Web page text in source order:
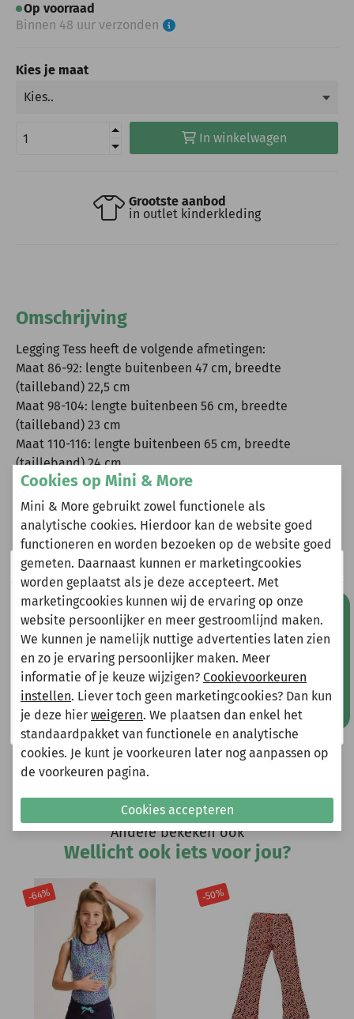
Op voorraad
Binnen 48 uur verzonden
Kies je maat
In winkelwagen
Grootste aanbod
in outlet kinderkleding
Omschrijving
Legging Tess heeft de volgende afmetingen:
Maat 86-92: lengte buitenbeen 47 cm, breedte
(tailleband) 22,5 cm
Maat 98-104: lengte buitenbeen 56 cm, breedte
(tailleband) 23 cm
Maat 110-116: lengte buitenbeen 65 cm, breedte
(tailleband) 24 cm
Maat 122-128: lengte buitenbeen 74 cm, breedte
(tailleband) 25 cm
Maat 134-140: lengte buitenbeen 83 cm, breedte
(tailleband) 25,5 cm
Maat 146-152: lengte buitenbeen 89 cm, breedte
(tailleband) 26,5 cm
Maat 158-164: lengte buitenbeen 97 cm, breedte
(tailleband) 27 cm
Deze afmetingen kunnen uiteraard een kleine afwijking
bevatten.
Heeft u vragen?
Stuur een e-mail
info@miniandmore.nl
Andere bekeken ook
Wellicht ook iets voor jou?
-64% -50%
Mis geen aanbiedingen!
Wij zijn er even tussenuit!
Natuurlijk kun je wel gewoon een bestelling plaatsen
maar deze wordt dan maandag 10 augustus
verzonden.
Gelieve hier rekening mee te houden bij het plaatsen
van je bestelling.
Shop nu!
Cookies op Mini & More
Mini & More gebruikt zowel functionele als
analytische cookies. Hierdoor kan de website goed
functioneren en worden bezoeken op de website goed
gemeten. Daarnaast kunnen er marketingcookies
worden geplaatst als je deze accepteert. Met
marketingcookies kunnen wij de ervaring op onze
website persoonlijker en meer gestroomlijnd maken.
We kunnen je namelijk nuttige advertenties laten zien
en zo je ervaring persoonlijker maken. Meer
informatie of je keuze wijzigen? Cookievoorkeuren
instellen. Liever toch geen marketingcookies? Dan kun
je deze hier weigeren. We plaatsen dan enkel het
standaardpakket van functionele en analytische
cookies. Je kunt je voorkeuren later nog aanpassen op
de voorkeuren pagina.
Cookies accepteren